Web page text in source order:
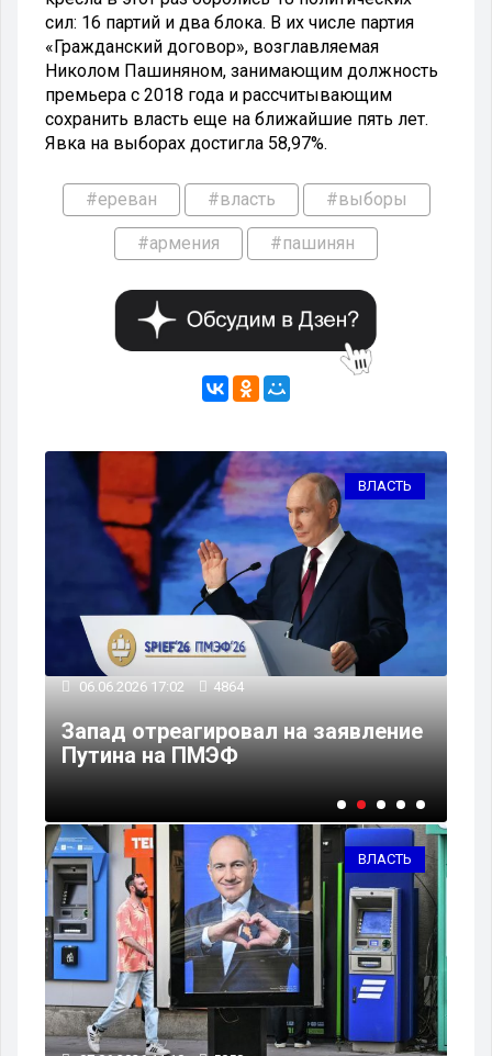
сил: 16 партий и два блока. В их числе партия
«Гражданский договор», возглавляемая
Николом Пашиняном, занимающим должность
премьера с 2018 года и рассчитывающим
сохранить власть еще на ближайшие пять лет.
Явка на выборах достигла 58,97%.
#ереван #власть #выборы
#армения #пашинян
ВЛАСТЬ
06.06.2026 17:02 4864
Запад отреагировал на заявление
Путина на ПМЭФ
ВЛАСТЬ